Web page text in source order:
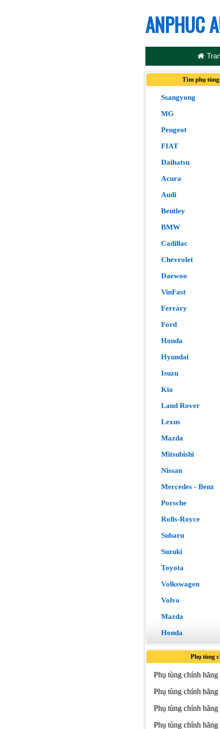
ANPHUC
Tìm phụ
Ssangyong
MG
Peugeot
FIAT
Daihatsu
Acura
Audi
Bentley
BMW
Cadillac
Chevrolet
Daewoo
VinFast
Ferrary
Ford
Honda
Hyundai
Isuzu
Kia
Land Rover
Lexus
Mazda
Mitsubishi
Nissan
Mercedes - Benz
Porsche
Rolls-Royce
Subaru
Suzuki
Toyota
Volkswagen
Volvo
Mazda
Honda
Phụ tùng
Phụ tùng chính hãng
Phụ tùng chính hãng
Phụ tùng chính hãng
Phụ tùng chính hãng